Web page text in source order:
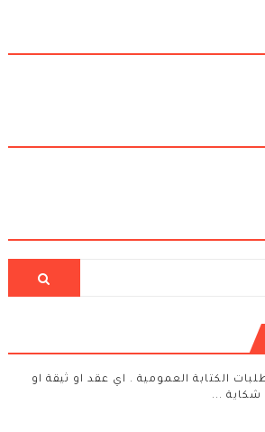
الكتابة العمومية . اي عقد او ثيقة او
شكاية ...